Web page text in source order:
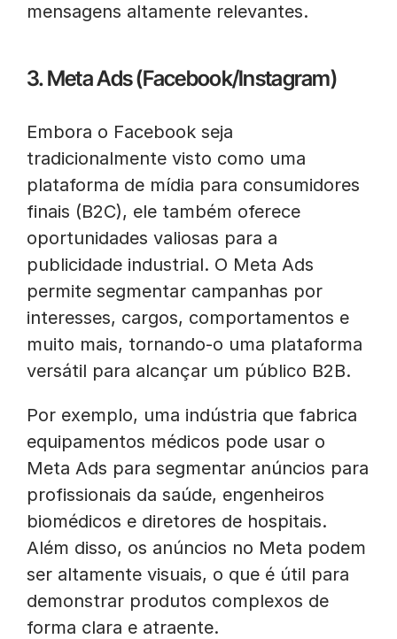
mensagens altamente relevantes.
3. Meta Ads (Facebook/Instagram)
Embora o Facebook seja
tradicionalmente visto como uma
plataforma de mídia para consumidores
finais (B2C), ele também oferece
oportunidades valiosas para a
publicidade industrial. O Meta Ads
permite segmentar campanhas por
interesses, cargos, comportamentos e
muito mais, tornando-o uma plataforma
versátil para alcançar um público B2B.
Por exemplo, uma indústria que fabrica
equipamentos médicos pode usar o
Meta Ads para segmentar anúncios para
profissionais da saúde, engenheiros
biomédicos e diretores de hospitais.
Além disso, os anúncios no Meta podem
ser altamente visuais, o que é útil para
demonstrar produtos complexos de
forma clara e atraente.